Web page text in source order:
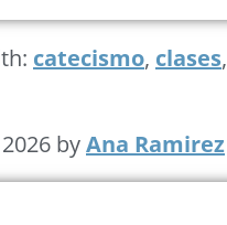
catecismo, clases,
byAna Ramirez